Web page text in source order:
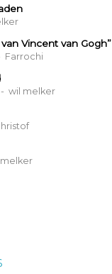
Vincent van Gogh”
Farrochi
- wil melker